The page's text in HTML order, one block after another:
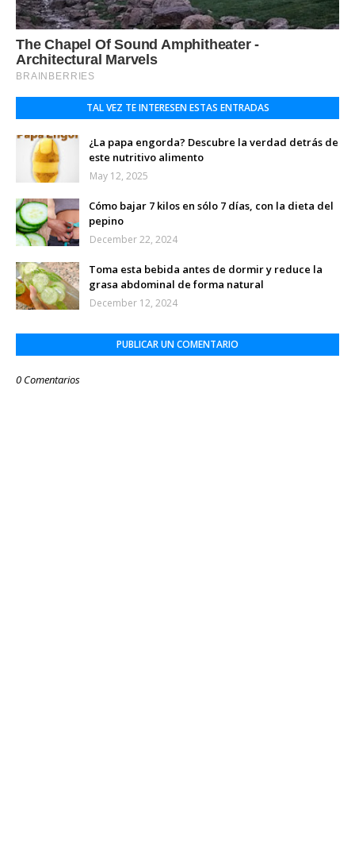
TAL VEZ TE INTERESEN ESTAS ENTRADAS
¿La papa engorda? Descubre la verdad detrás de
este nutritivo alimento
May 12, 2025
Cómo bajar 7 kilos en sólo 7 días, con la dieta del
pepino
December 22, 2024
Toma esta bebida antes de dormir y reduce la
grasa abdominal de forma natural
December 12, 2024
PUBLICAR UN COMENTARIO
0 Comentarios